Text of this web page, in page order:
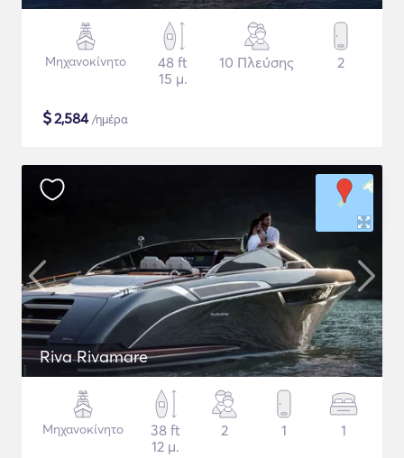
Μηχανοκίνητο
48 ft
15 μ.
10 Πλεύσης 2
$2,584/ημέρα
Riva Rivamare
Μηχανοκίνητο
38 ft
12 μ.
2 1 1